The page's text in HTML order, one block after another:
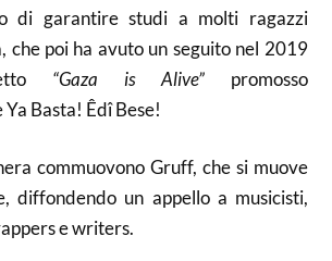
di garantire studi a molti ragazzi
che poi ha avuto un seguito nel 2019
“Gaza is Alive” promosso
Ya Basta! Êdî Bese!
commuovono Gruff, che si muove
diffondendo un appello a musicisti,
e writers.